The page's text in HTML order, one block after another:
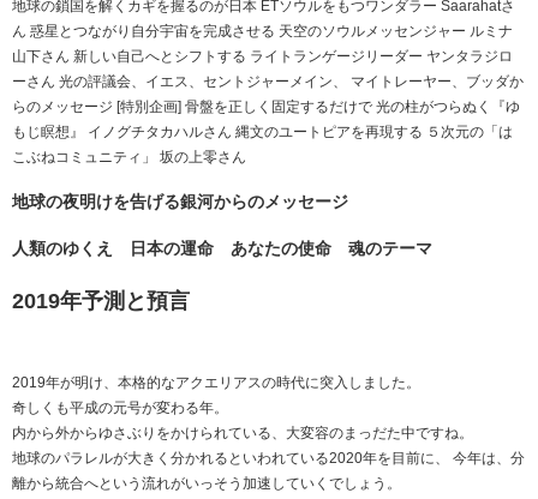
地球の鎖国を解くカギを握るのが日本 ETソウルをもつワンダラー Saarahatさ
ん 惑星とつながり自分宇宙を完成させる 天空のソウルメッセンジャー ルミナ
山下さん 新しい自己へとシフトする ライトランゲージリーダー ヤンタラジロ
ーさん 光の評議会、イエス、セントジャーメイン、 マイトレーヤー、ブッダか
らのメッセージ [特別企画] 骨盤を正しく固定するだけで 光の柱がつらぬく『ゆ
もじ瞑想』 イノグチタカハルさん 縄文のユートピアを再現する ５次元の「は
こぶねコミュニティ」 坂の上零さん
地球の夜明けを告げる銀河からのメッセージ
人類のゆくえ 日本の運命 あなたの使命 魂のテーマ
2019年予測と預言
2019年が明け、本格的なアクエリアスの時代に突入しました。
奇しくも平成の元号が変わる年。
内から外からゆさぶりをかけられている、大変容のまっだた中ですね。
地球のパラレルが大きく分かれるといわれている2020年を目前に、 今年は、分
離から統合へという流れがいっそう加速していくでしょう。